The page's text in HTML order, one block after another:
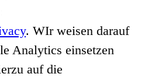
. WIr weisen darauf
Analytics einsetzen
auf die